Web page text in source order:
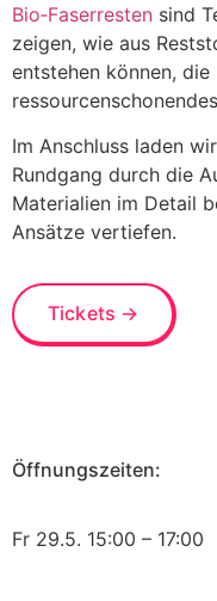
Öffnungszeiten:
Fr 29.5. 15:00 – 17:00
Bio‑Faserresten sind
zeigen, wie aus
entstehen können,
Im Anschluss laden
Rundgang durch die
Materialien im Detail
Ansätze vertiefen.
Tickets →